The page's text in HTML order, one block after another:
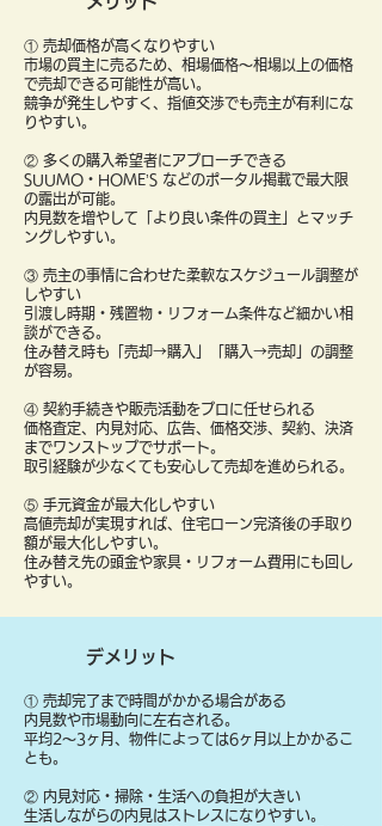
① 売却価格が高くなりやすい
市場の買主に売るため、相場価格〜相場以上の価格
で売却できる可能性が高い。
競争が発生しやすく、指値交渉でも売主が有利にな
りやすい。
② 多くの購入希望者にアプローチできる
SUUMO・HOME’S などのポータル掲載で最大限
の露出が可能。
内見数を増やして「より良い条件の買主」とマッチ
ングしやすい。
③ 売主の事情に合わせた柔軟なスケジュール調整が
しやすい
引渡し時期・残置物・リフォーム条件など細かい相
談ができる。
住み替え時も「売却→購入」「購入→売却」の調整
が容易。
④ 契約手続きや販売活動をプロに任せられる
価格査定、内見対応、広告、価格交渉、契約、決済
までワンストップでサポート。
取引経験が少なくても安心して売却を進められる。
⑤ 手元資金が最大化しやすい
高値売却が実現すれば、住宅ローン完済後の手取り
額が最大化しやすい。
住み替え先の頭金や家具・リフォーム費用にも回し
やすい。
デメリット
① 売却完了まで時間がかかる場合がある
内見数や市場動向に左右される。
平均2〜3ヶ月、物件によっては6ヶ月以上かかるこ
とも。
② 内見対応・掃除・生活への負担が大きい
生活しながらの内見はストレスになりやすい。